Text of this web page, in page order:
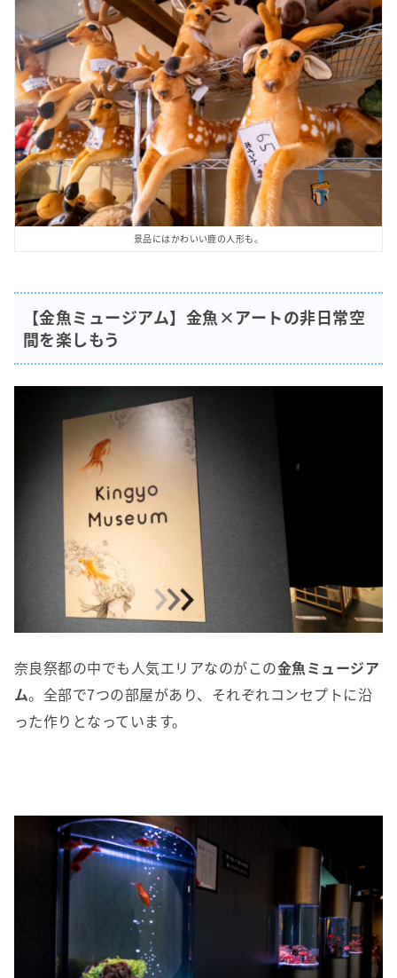
景品にはかわいい鹿の人形も。
【金魚ミュージアム】金魚×アートの非日常空
間を楽しもう
奈良祭都の中でも人気エリアなのがこの金魚ミュージア
ム。全部で7つの部屋があり、それぞれコンセプトに沿
った作りとなっています。